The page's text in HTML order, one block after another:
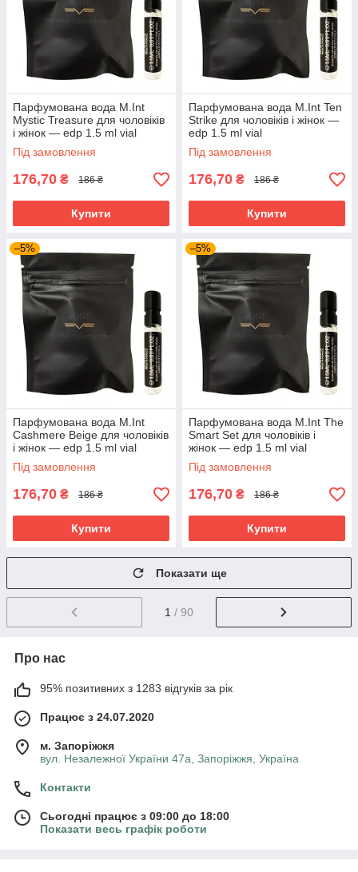
Парфумована вода M.Int
Mystic Treasure для чоловіків
і жінок — edp 1.5 ml vial
Під замовлення
176,70 ₴ 186 ₴
Купити
Парфумована вода M.Int Ten
Strike для чоловіків і жінок —
edp 1.5 ml vial
Під замовлення
176,70 ₴ 186 ₴
Купити
–5%
Парфумована вода M.Int
Cashmere Beige для чоловіків
і жінок — edp 1.5 ml vial
Під замовлення
176,70 ₴ 186 ₴
Купити
–5%
Парфумована вода M.Int The
Smart Set для чоловіків і
жінок — edp 1.5 ml vial
Під замовлення
176,70 ₴ 186 ₴
Купити
Показати ще
1 / 90
Про нас
95% позитивних з 1283 відгуків за рік
Працює з 24.07.2020
м. Запоріжжя
вул. Незалежної України 47а, Запоріжжя, Україна
Контакти
Сьогодні працює з 09:00 до 18:00
Показати весь графік роботи